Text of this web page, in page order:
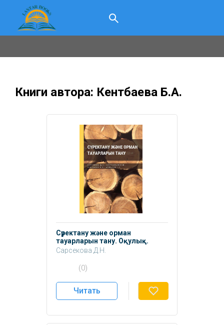
Книги автора: Кентбаева Б.А.
Сүректану және орман
тауарларын тану. Оқулық.
Сарсекова Д.Н.
Каспакбаев Е.М.
Абжанов Т.С.
(0)
Читать